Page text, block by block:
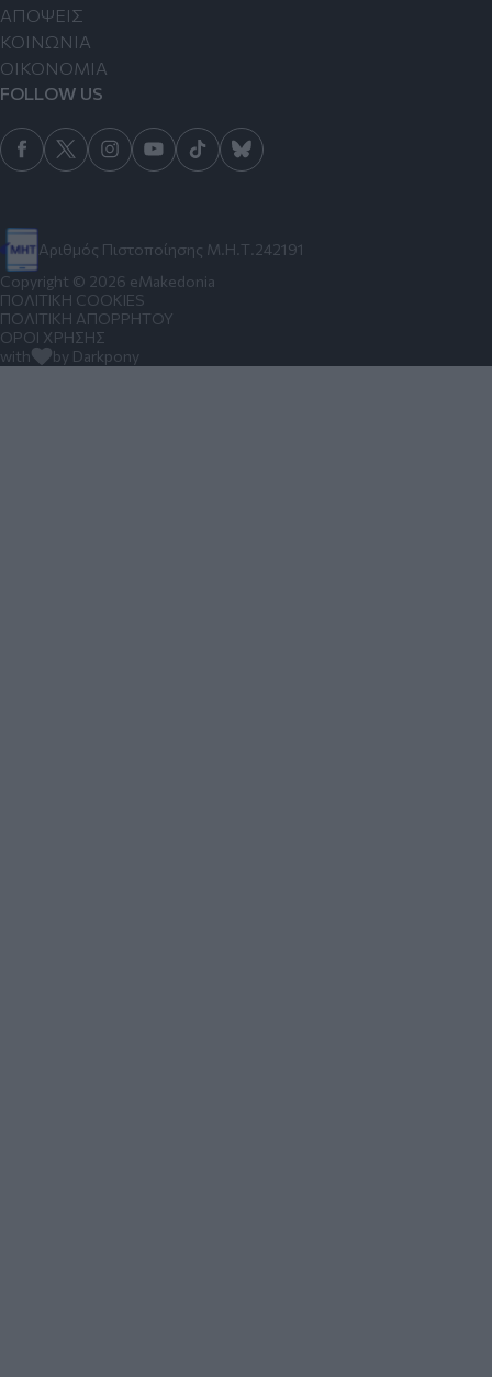
Αριθμός Πιστοποίησης Μ.Η.Τ.242191
ΑΠΟΨΕΙΣ
ΚΟΙΝΩΝΙΑ
ΟΙΚΟΝΟΜΙΑ
FOLLOW US
Copyright © 2026 eMakedonia
ΠΟΛΙΤΙΚΗ COOKIES
ΠΟΛΙΤΙΚΗ ΑΠΟΡΡΗΤΟΥ
ΟΡΟΙ ΧΡΗΣΗΣ
with
by Darkpony